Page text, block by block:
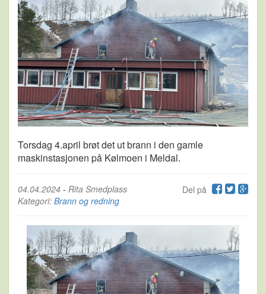
Torsdag 4.april brøt det ut brann i den gamle
maskinstasjonen på Kølmoen i Meldal.
Del på
04.04.2024 - Rita Smedplass
Kategori: Brann og redning